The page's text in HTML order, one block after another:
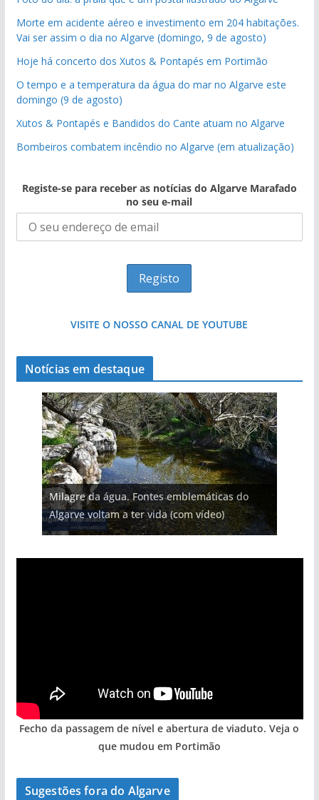
Morte em acidente aéreo e investimento em 204 habitações.
Vai ser assim o dia no Algarve (domingo, 9 de agosto)
Hoje há concerto dos Xutos & Pontapés em Portimão
O tempo e a temperatura da água do mar no Algarve este
domingo (9 de agosto)
Xutos & Pontapés e Bandidos do Cante atuam no Algarve
Bombeiros combatem incêndio no Algarve (em atualização)
Registe-se para receber as notícias do Algarve Marafado
no seu e-mail
VISITE O NOSSO CANAL DE YOUTUBE
Notícias em destaque
Milagre da água. Fontes emblemáticas do
Algarve voltam a ter vida (com vídeo)
Foto do dia: uma cidade algarvia que cresceu
entre redes e fábricas
Projeto milionário: investimento de 108
milhões de euros na construção de dois
hotéis (com vídeo)
Tapas do mar a 3 euros cada. Nova rota
gastronómica nasce no Algarve
Tempestades roubam areia de praias e põem
arribas em risco no Algarve (com vídeo)
Fecho da passagem de nível e abertura de viaduto. Veja o
que mudou em Portimão
Sugestões fora do Algarve